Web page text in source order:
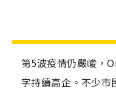
第5波疫情仍嚴峻，
字持續高企。不少市